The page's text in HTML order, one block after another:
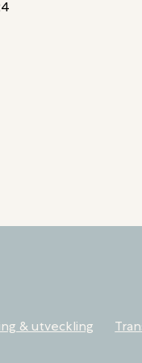
& utveckling